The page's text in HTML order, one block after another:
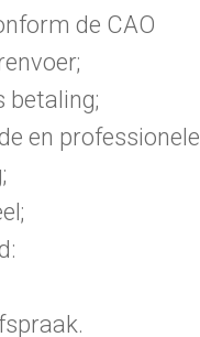
de CAO
betaling;
en professionele